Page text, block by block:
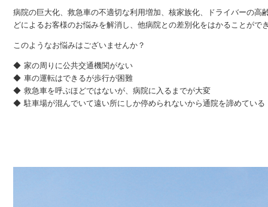
病院の巨大化、救急車の不適切な利用増加、核家族化、ドライバーの高
どによるお客様のお悩みを解消し、他病院との差別化をはかることがで
このようなお悩みはございませんか？
家の周りに公共交通機関がない
車の運転はできるが歩行が困難
救急車を呼ぶほどではないが、病院に入るまでが大変
駐車場が混んでいて遠い所にしか停められないから通院を諦めている